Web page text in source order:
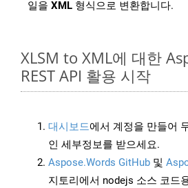
일을 XML 형식으로 변환합니다.
XLSM to XML에 대한
REST API 활용 시작
대시보드에서 계정을 만들어
인 세부정보를 받으세요.
Aspose.Words GitHub 및
지토리에서 nodejs 소스 코드